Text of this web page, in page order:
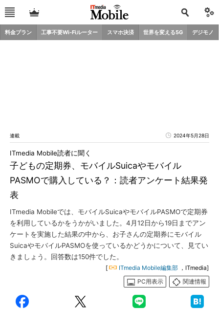
料金プラン 工事不要Wi-Fiルーター スマホ決済 世界を変える5G デジモノ
連載 2024年5月28日
子どもの定期券、モバイルSuicaやモバイル
PASMOで購入している？：読者アンケート結果発
表
ITmedia Mobile読者に聞く
ITmedia Mobileでは、モバイルSuicaやモバイルPASMOで定期券
を利用しているかをうかがいました。4月12日から19日までアン
ケートを実施した結果の中から、お子さんの定期券にモバイル
SuicaやモバイルPASMOを使っているかどうかについて、見てい
きましょう。回答数は150件でした。
[ ITmedia Mobile編集部 ，ITmedia]
PC用表示
関連情報